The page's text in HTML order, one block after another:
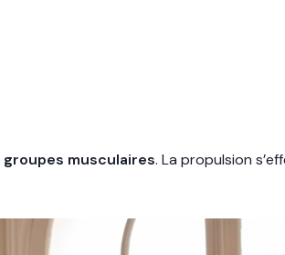
groupes musculaires. La propulsion